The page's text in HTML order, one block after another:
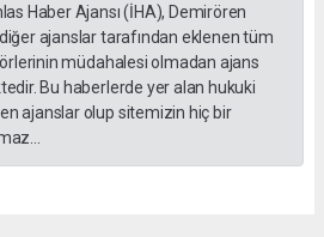
Haber Ajansı (İHA), Demirören
ajanslar tarafından eklenen tüm
müdahalesi olmadan ajans
Bu haberlerde yer alan hukuki
ajanslar olup sitemizin hiç bir